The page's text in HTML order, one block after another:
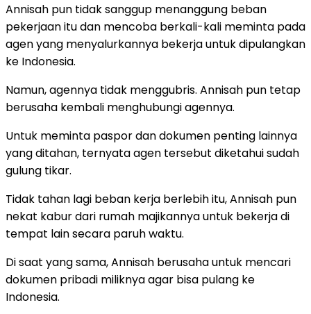
Annisah pun tidak sanggup menanggung beban
pekerjaan itu dan mencoba berkali-kali meminta pada
agen yang menyalurkannya bekerja untuk dipulangkan
ke Indonesia.
Namun, agennya tidak menggubris. Annisah pun tetap
berusaha kembali menghubungi agennya.
Untuk meminta paspor dan dokumen penting lainnya
yang ditahan, ternyata agen tersebut diketahui sudah
gulung tikar.
Tidak tahan lagi beban kerja berlebih itu, Annisah pun
nekat kabur dari rumah majikannya untuk bekerja di
tempat lain secara paruh waktu.
Di saat yang sama, Annisah berusaha untuk mencari
dokumen pribadi miliknya agar bisa pulang ke
Indonesia.